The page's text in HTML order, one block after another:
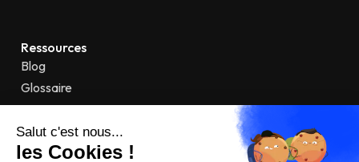
Ressources
Blog
Glossaire
À propos
Mentions légales